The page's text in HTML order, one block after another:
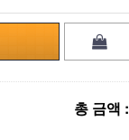
총 금액 :